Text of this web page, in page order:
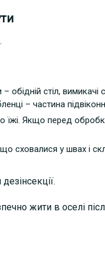
стіл, вимикачі
– частина
їжі. Якщо перед
що сховалися у швах і
жити в оселі